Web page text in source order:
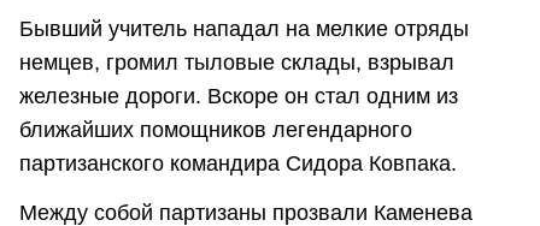
Бывший учитель нападал на мелкие отряды
немцев, громил тыловые склады, взрывал
железные дороги. Вскоре он стал одним из
ближайших помощников легендарного
партизанского командира Сидора Ковпака.
Между собой партизаны прозвали Каменева